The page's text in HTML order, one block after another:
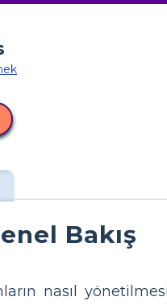
Bakış
nasıl